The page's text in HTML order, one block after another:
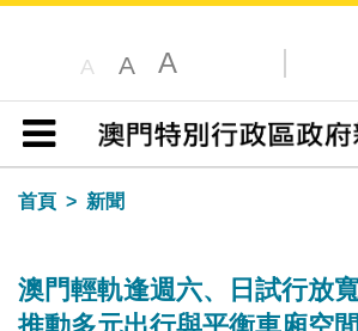
A A A
目錄
首頁
新聞
澳門輕軌逢週六、日試行放